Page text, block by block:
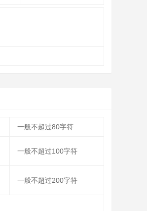
一般不超过80字符
一般不超过100字符
一般不超过200字符